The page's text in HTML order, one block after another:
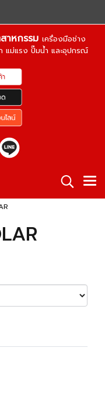
าหกรรม เครื่องมือช่าง
แม่แรง ปั๊มน้ำ และอุปกรณ์